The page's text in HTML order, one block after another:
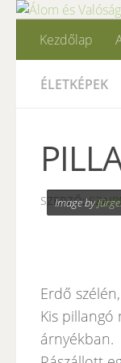
Skip to content
Kezdőlap
ÉLETKÉPEK
SZERZŐ:
Image by
Erdő
Kis pillangó
árnyékban.